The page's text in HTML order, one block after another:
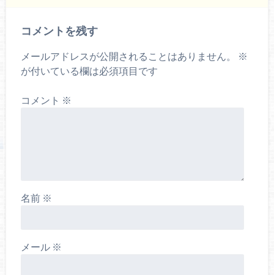
コメントを残す
メールアドレスが公開されることはありません。
※
が付いている欄は必須項目です
コメント ※
名前 ※
メール ※